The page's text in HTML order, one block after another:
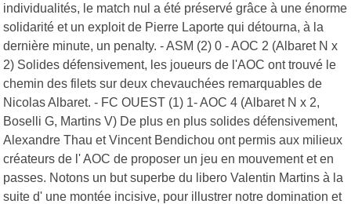
individualités, le match nul a été préservé grâce à une énorme
solidarité et un exploit de Pierre Laporte qui détourna, à la
dernière minute, un penalty. - ASM (2) 0 - AOC 2 (Albaret N x
2) Solides défensivement, les joueurs de l'AOC ont trouvé le
chemin des filets sur deux chevauchées remarquables de
Nicolas Albaret. - FC OUEST (1) 1- AOC 4 (Albaret N x 2,
Boselli G, Martins V) De plus en plus solides défensivement,
Alexandre Thau et Vincent Bendichou ont permis aux milieux
créateurs de l' AOC de proposer un jeu en mouvement et en
passes. Notons un but superbe du libero Valentin Martins à la
suite d' une montée incisive, pour illustrer notre domination et